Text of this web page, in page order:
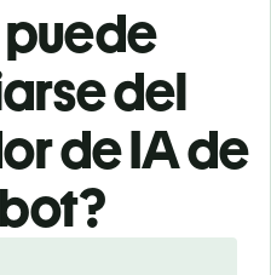
puede
del
de IA de